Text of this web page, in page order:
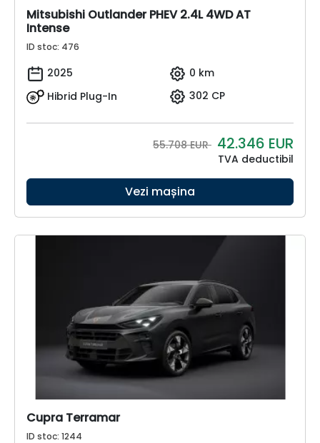
Mitsubishi Outlander PHEV 2.4L 4WD AT
Intense
ID stoc: 476
2025
0 km
Hibrid Plug-In
302 CP
55.708 EUR 42.346 EUR
TVA deductibil
Vezi mașina
Cupra Terramar
ID stoc: 1244